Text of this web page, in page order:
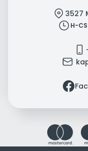
location 3527
clock H-
mobile
mail
facebook